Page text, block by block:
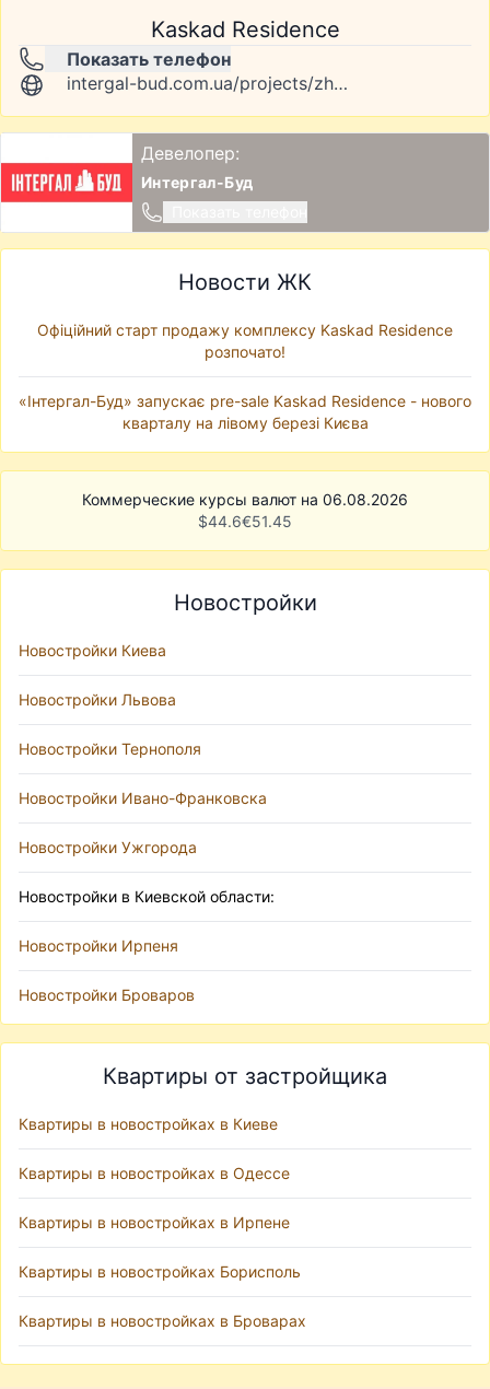
Kaskad Residence
Показать телефон
intergal-bud.com.ua/projects/zhk-kaskad-residence
Девелопер:
Интергал-Буд
Новости ЖК
Офіційний старт продажу комплексу Kaskad Residence
розпочато!
«Інтергал-Буд» запускає pre-sale Kaskad Residence - нового
кварталу на лівому березі Києва
Коммерческие курсы валют на 06.08.2026
$44.6€51.45
Новостройки
Новостройки Киева
Новостройки Львова
Новостройки Тернополя
Новостройки Ивано-Франковска
Новостройки Ужгорода
Новостройки в Киевской области:
Новостройки Ирпеня
Новостройки Броваров
Квартиры от застройщика
Квартиры в новостройках в Киеве
Квартиры в новостройках в Одессе
Квартиры в новостройках в Ирпене
Квартиры в новостройках Борисполь
Квартиры в новостройках в Броварах